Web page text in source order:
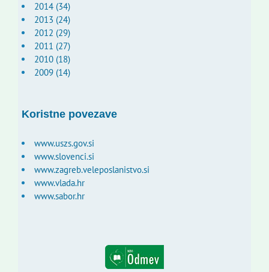
2014 (34)
2013 (24)
2012 (29)
2011 (27)
2010 (18)
2009 (14)
Koristne povezave
www.uszs.gov.si
www.slovenci.si
www.zagreb.veleposlanistvo.si
www.vlada.hr
www.sabor.hr